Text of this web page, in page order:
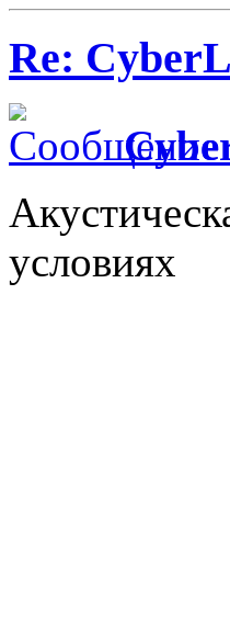
Re:
условиях